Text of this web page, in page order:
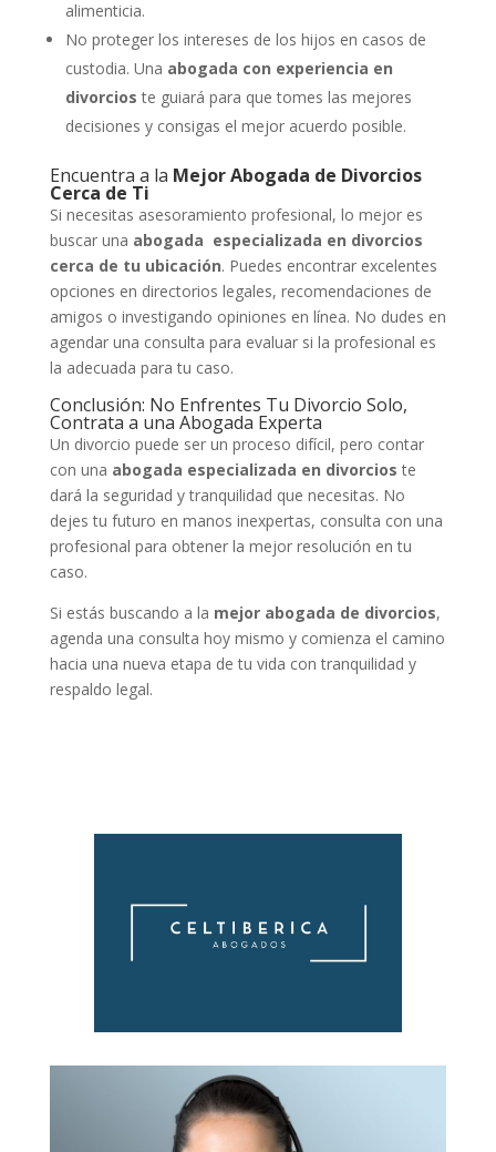
alimenticia.
No proteger los intereses de los hijos en casos de
custodia. Una abogada con experiencia en
divorcios te guiará para que tomes las mejores
decisiones y consigas el mejor acuerdo posible.
Encuentra a la Mejor Abogada de Divorcios
Cerca de Ti
Si necesitas asesoramiento profesional, lo mejor es
buscar una abogada especializada en divorcios
cerca de tu ubicación. Puedes encontrar excelentes
opciones en directorios legales, recomendaciones de
amigos o investigando opiniones en línea. No dudes en
agendar una consulta para evaluar si la profesional es
la adecuada para tu caso.
Conclusión: No Enfrentes Tu Divorcio Solo,
Contrata a una Abogada Experta
Un divorcio puede ser un proceso difícil, pero contar
con una abogada especializada en divorcios te
dará la seguridad y tranquilidad que necesitas. No
dejes tu futuro en manos inexpertas, consulta con una
profesional para obtener la mejor resolución en tu
caso.
Si estás buscando a la mejor abogada de divorcios,
agenda una consulta hoy mismo y comienza el camino
hacia una nueva etapa de tu vida con tranquilidad y
respaldo legal.